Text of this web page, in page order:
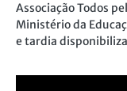
Associação Todos
Ministério da
e tardia